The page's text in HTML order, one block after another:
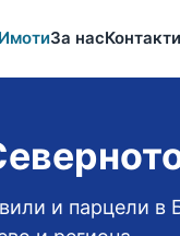
ИмотиЗа насКонтакти
и парцели в